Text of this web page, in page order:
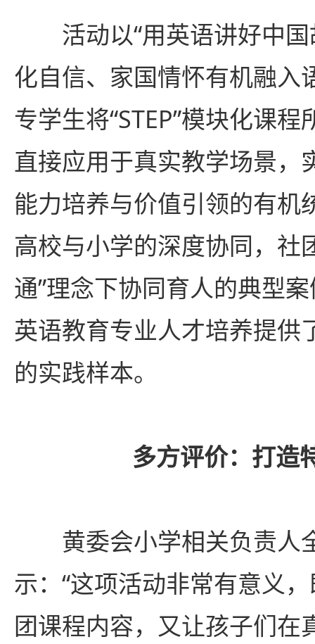
活动以“用英语讲好中
化自信、家国情怀有机融入
专学生将“STEP”模块化课
直接应用于真实教学场景，
能力培养与价值引领的有机
高校与小学的深度协同，社
通”理念下协同育人的典型
英语教育专业人才培养提供
的实践样本。
多方评价：打造
黄委会小学相关负责人
示：“这项活动非常有意义
团课程内容，又让孩子们在